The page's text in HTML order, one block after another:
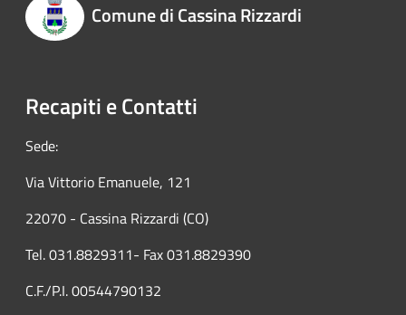
Comune di Cassina Rizzardi
Recapiti e Contatti
Sede:
Via Vittorio Emanuele, 121
22070 - Cassina Rizzardi (CO)
Tel. 031.8829311- Fax 031.8829390
C.F./P.I. 00544790132